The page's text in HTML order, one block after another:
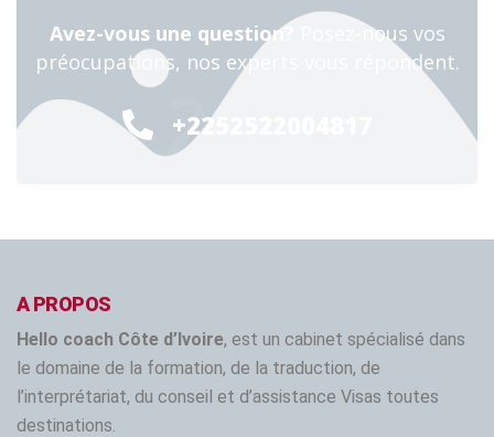
Avez-vous une question?
Posez-nous vos
préocupations, nos experts vous répondent.
+2252522004817
24/7
A PROPOS
Hello coach Côte d’Ivoire, est un cabinet spécialisé dans
le domaine de la formation, de la traduction, de
l’interprétariat, du conseil et d’assistance Visas toutes
destinations.